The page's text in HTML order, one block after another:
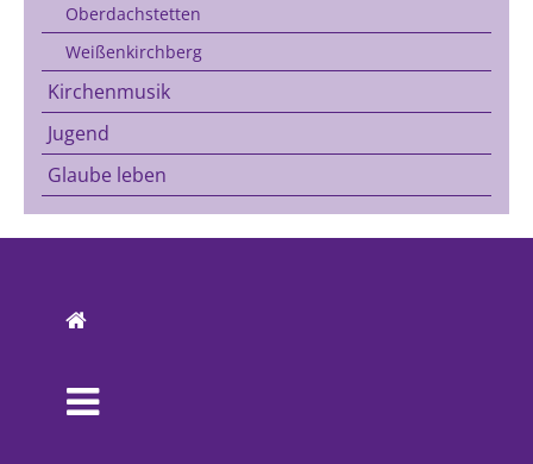
Oberdachstetten
Weißenkirchberg
Kirchenmusik
Jugend
Glaube leben